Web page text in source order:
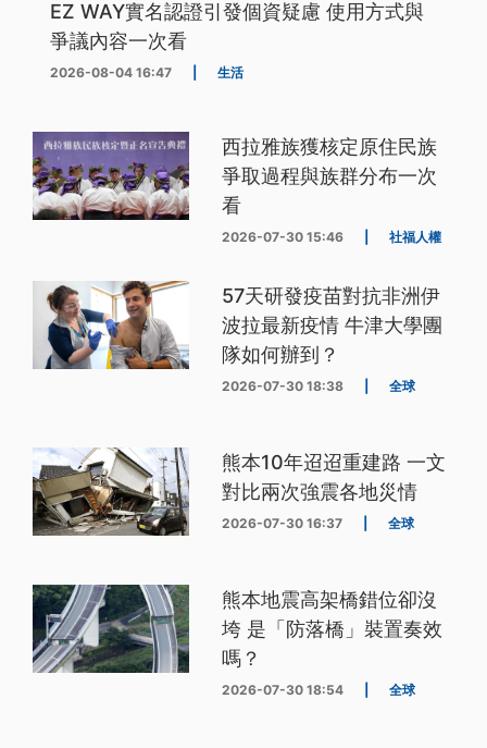
EZ WAY實名認證引發個資疑慮 使用方式與
爭議內容一次看
2026-08-04 16:47 生活
西拉雅族獲核定原住民族
爭取過程與族群分布一次
看
2026-07-30 15:46 社福人權
57天研發疫苗對抗非洲伊
波拉最新疫情 牛津大學團
隊如何辦到？
2026-07-30 18:38 全球
熊本10年迢迢重建路 一文
對比兩次強震各地災情
2026-07-30 16:37 全球
熊本地震高架橋錯位卻沒
垮 是「防落橋」裝置奏效
嗎？
2026-07-30 18:54 全球